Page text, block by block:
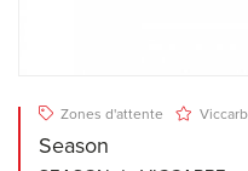
Zones d'attente
Season